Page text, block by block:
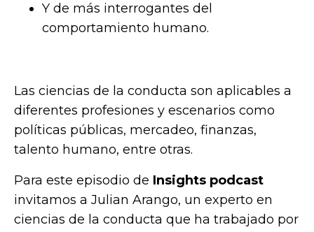
Y de más interrogantes del
comportamiento humano.
Las ciencias de la conducta son aplicables a
diferentes profesiones y escenarios como
políticas públicas, mercadeo, finanzas,
talento humano, entre otras.
Para este episodio de Insights podcast
invitamos a Julian Arango, un experto en
ciencias de la conducta que ha trabajado por